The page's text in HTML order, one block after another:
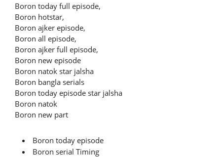
Boron today full episode,
Boron hotstar,
Boron ajker episode,
Boron all episode,
Boron ajker full episode,
Boron new episode
Boron natok star jalsha
Boron bangla serials
Boron today episode star jalsha
Boron natok
Boron new part
Boron today episode
Boron serial Timing